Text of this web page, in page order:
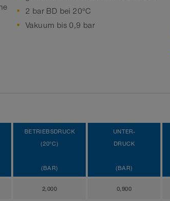
2 bar BD bei 20°C
Vakuum bis 0,9 bar
BETRIEBSDRUCK
(20°C)
(BAR)
UNTER-
DRUCK
(BAR)
2,000 0,900